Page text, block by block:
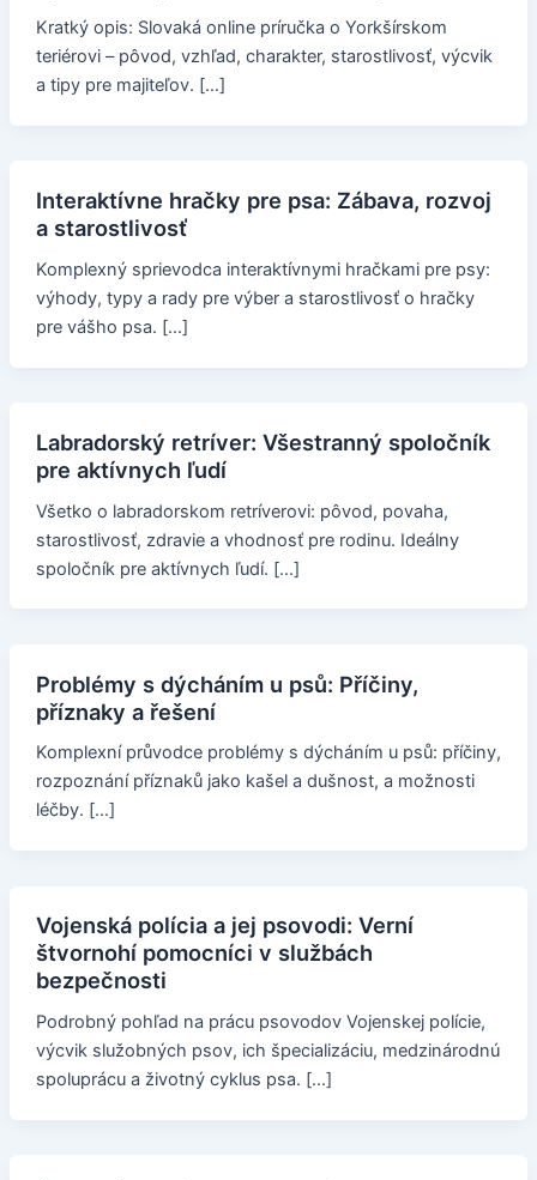
Kratký opis: Slovaká online príručka o Yorkšírskom
teriérovi – pôvod, vzhľad, charakter, starostlivosť, výcvik
a tipy pre majiteľov. […]
Interaktívne hračky pre psa: Zábava, rozvoj
a starostlivosť
Komplexný sprievodca interaktívnymi hračkami pre psy:
výhody, typy a rady pre výber a starostlivosť o hračky
pre vášho psa. […]
Labradorský retríver: Všestranný spoločník
pre aktívnych ľudí
Všetko o labradorskom retríverovi: pôvod, povaha,
starostlivosť, zdravie a vhodnosť pre rodinu. Ideálny
spoločník pre aktívnych ľudí. […]
Problémy s dýcháním u psů: Příčiny,
příznaky a řešení
Komplexní průvodce problémy s dýcháním u psů: příčiny,
rozpoznání příznaků jako kašel a dušnost, a možnosti
léčby. […]
Vojenská polícia a jej psovodi: Verní
štvornohí pomocníci v službách
bezpečnosti
Podrobný pohľad na prácu psovodov Vojenskej polície,
výcvik služobných psov, ich špecializáciu, medzinárodnú
spoluprácu a životný cyklus psa. […]